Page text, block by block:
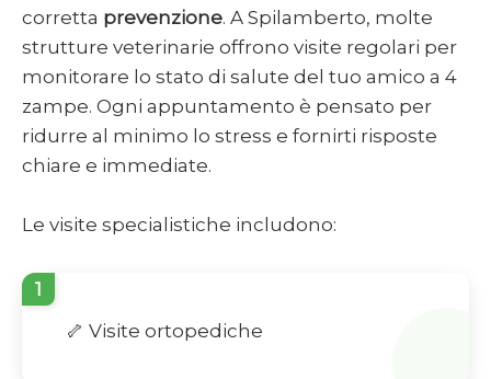
corretta prevenzione. A Spilamberto, molte
strutture veterinarie offrono visite regolari per
monitorare lo stato di salute del tuo amico a 4
zampe. Ogni appuntamento è pensato per
ridurre al minimo lo stress e fornirti risposte
chiare e immediate.
Le visite specialistiche includono:
1
🦴 Visite ortopediche